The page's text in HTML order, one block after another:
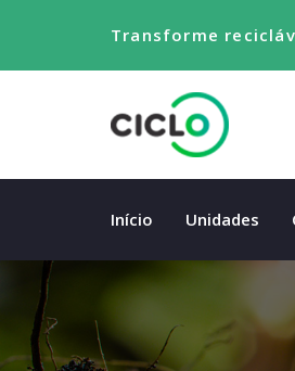
Transforme
Início Unidades